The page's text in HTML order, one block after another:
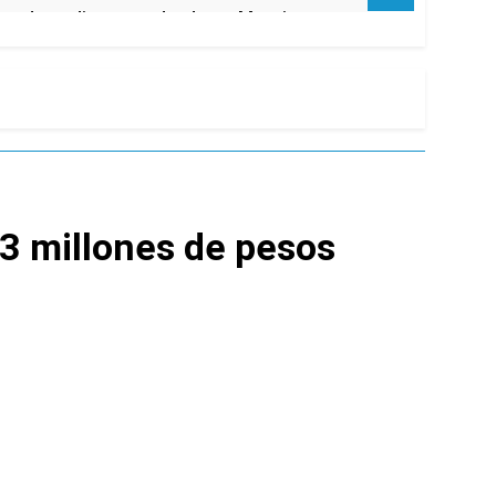
despedir a su padre Jorge Messi
como «delincuentes anarquistas»
millones de pesos